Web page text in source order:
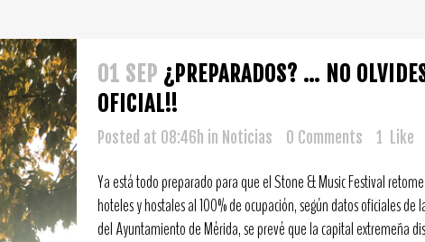
01 SEP ¿PREPARADOS? … NO
OFICIAL!!
Posted at 08:46h in Noticias 0 Comments 1 Like
Ya está todo preparado para que el Stone & Music Festival
hoteles y hostales al 100% de ocupación, según datos oficiales de
del Ayuntamiento de Mérida, se prevé que la capital extremeña